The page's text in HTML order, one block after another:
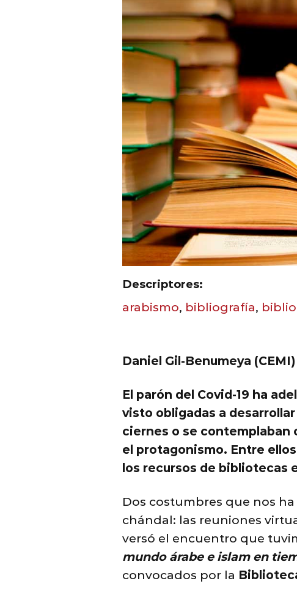
Descriptores:
arabismo, bibliografía,
Daniel Gil-Benumeya (CEMI)
El parón del Covid-19 ha
visto obligadas a
ciernes o se contemplaban
el protagonismo. Entre
los recursos de bibliotecas
Dos costumbres que nos
chándal: las reuniones
versó el encuentro que
mundo árabe e islam en
convocados por la